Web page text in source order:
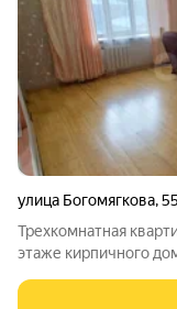
улица Богомягкова,55
Трехкомнатная
этаже кирпичного
комнатами, что